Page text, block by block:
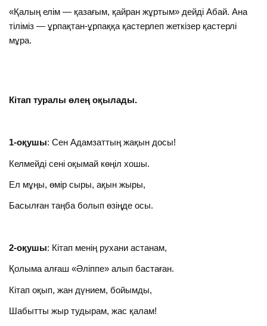
«Қалың елім — қазағым, қайран жұртым» дейді Абай. Ана
тіліміз — ұрпақтан-ұрпаққа қастерлеп жеткізер қастерлі
мұра.
Кітап туралы өлең оқылады.
1-оқушы: Сен Адамзаттың жақын досы!
Келмейді сені оқымай көңіл хошы.
Ел мұңы, өмір сыры, ақын жыры,
Басылған таңба болып өзіңде осы.
2-оқушы: Кітап менің рухани астанам,
Қолыма алғаш «Әліппе» алып бастаған.
Кітап оқып, жан дүнием, бойымды,
Шабытты жыр тудырам, жас қалам!